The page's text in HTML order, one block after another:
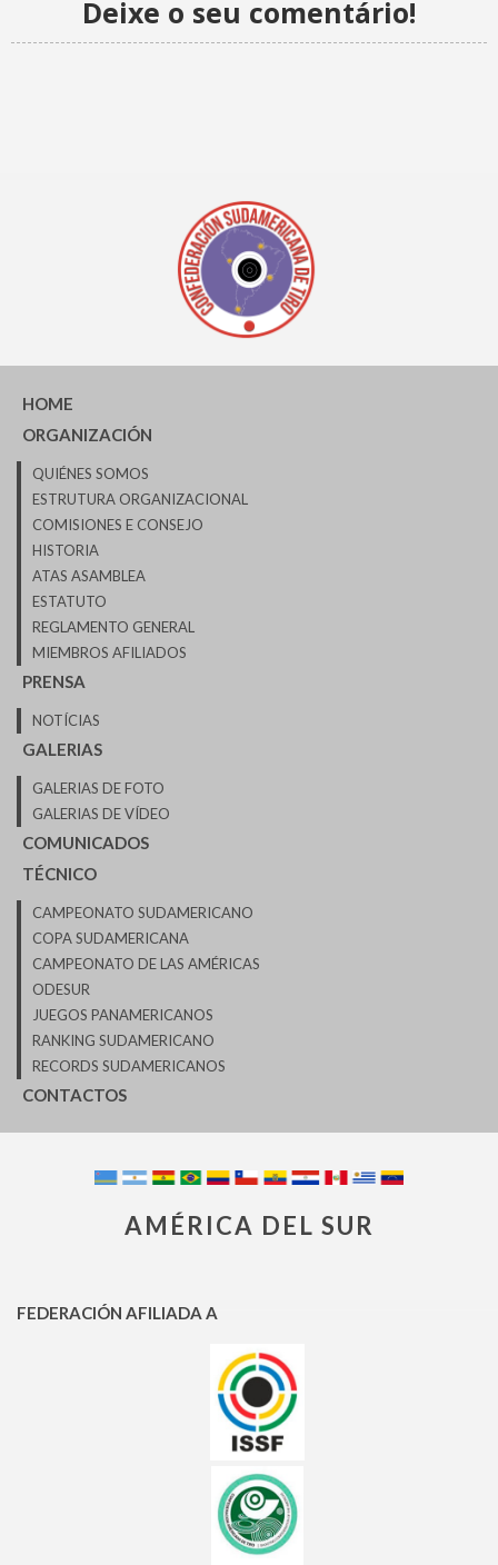
Deixe o seu comentário!
HOME
ORGANIZACIÓN
QUIÉNES SOMOS
ESTRUTURA ORGANIZACIONAL
COMISIONES E CONSEJO
HISTORIA
ATAS ASAMBLEA
ESTATUTO
REGLAMENTO GENERAL
MIEMBROS AFILIADOS
PRENSA
NOTÍCIAS
GALERIAS
GALERIAS DE FOTO
GALERIAS DE VÍDEO
COMUNICADOS
TÉCNICO
CAMPEONATO SUDAMERICANO
COPA SUDAMERICANA
CAMPEONATO DE LAS AMÉRICAS
ODESUR
JUEGOS PANAMERICANOS
RANKING SUDAMERICANO
RECORDS SUDAMERICANOS
CONTACTOS
AMÉRICA DEL SUR
FEDERACIÓN AFILIADA A